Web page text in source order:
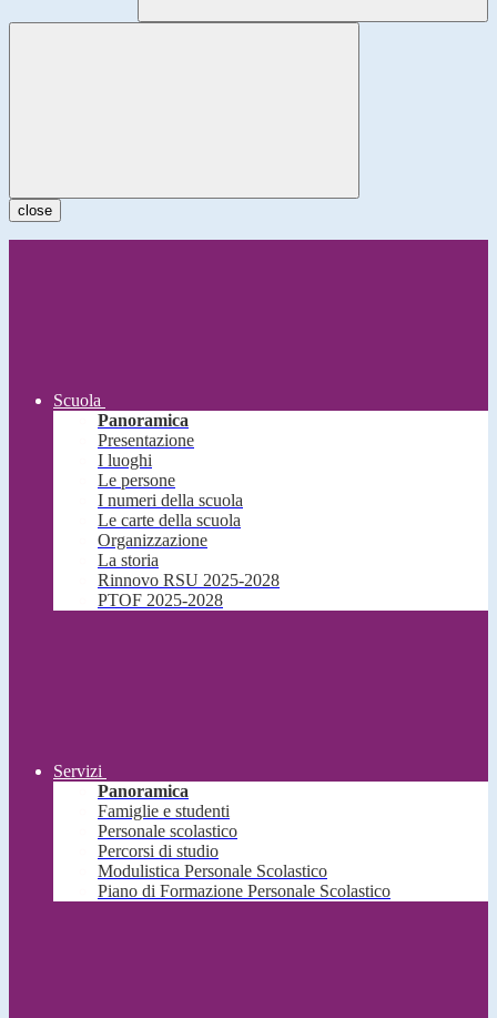
close
Scuola
Panoramica
Presentazione
I luoghi
Le persone
I numeri della scuola
Le carte della scuola
Organizzazione
La storia
Rinnovo RSU 2025-2028
PTOF 2025-2028
Servizi
Panoramica
Famiglie e studenti
Personale scolastico
Percorsi di studio
Modulistica Personale Scolastico
Piano di Formazione Personale Scolastico